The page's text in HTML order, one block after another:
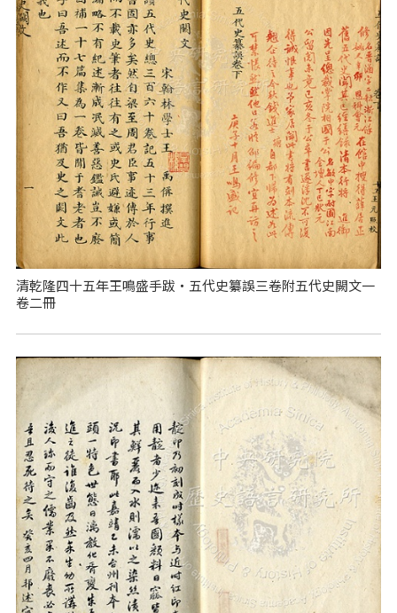
清乾隆四十五年王鳴盛手跋‧五代史纂誤三卷附五代史闕文一
卷二冊